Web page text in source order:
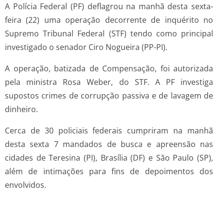
A Polícia Federal (PF) deflagrou na manhã desta sexta-
feira (22) uma operação decorrente de inquérito no
Supremo Tribunal Federal (STF) tendo como principal
investigado o senador Ciro Nogueira (PP-PI).
A operação, batizada de Compensação, foi autorizada
pela ministra Rosa Weber, do STF. A PF investiga
supostos crimes de corrupção passiva e de lavagem de
dinheiro.
Cerca de 30 policiais federais cumpriram na manhã
desta sexta 7 mandados de busca e apreensão nas
cidades de Teresina (PI), Brasília (DF) e São Paulo (SP),
além de intimações para fins de depoimentos dos
envolvidos.